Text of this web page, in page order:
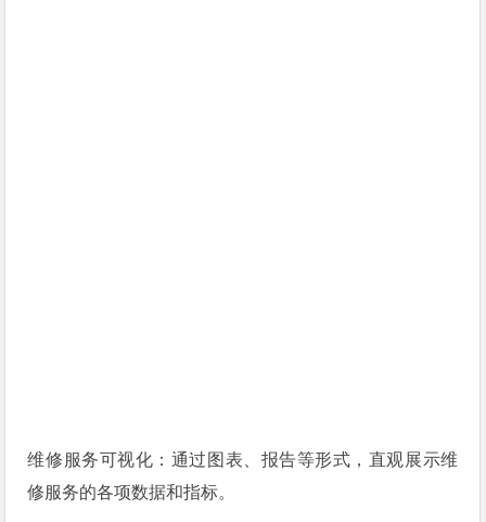
维修服务可视化：通过图表、报告等形式，直观展示维
修服务的各项数据和指标。